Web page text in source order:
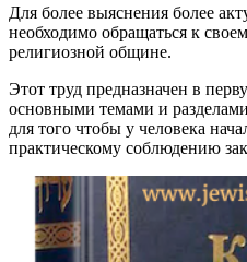
Для более выяснения более
необходимо обращаться к
религиозной общине.
Этот труд предназначен в
основными темами и
для того чтобы у человека
практическому соблюдению